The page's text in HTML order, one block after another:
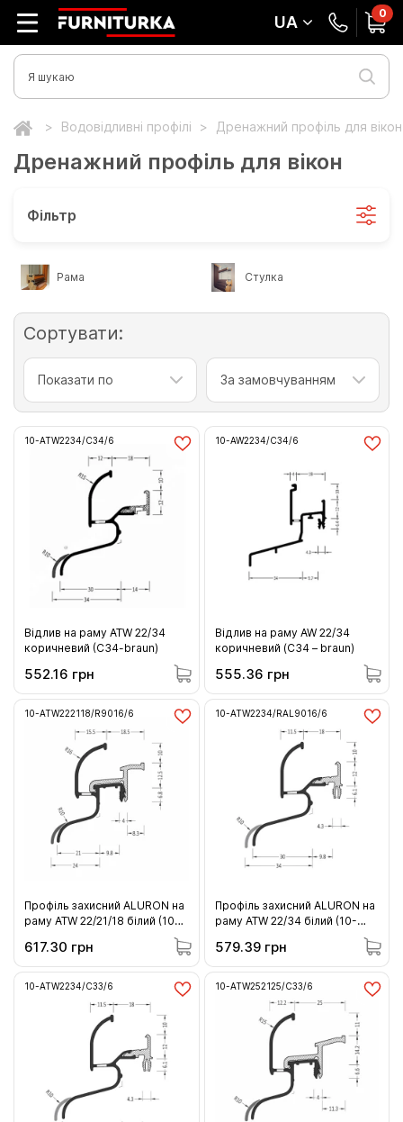
UA 0
Водовідливні профілі Дренажний профіль для вікон
Дренажний профіль для вікон
Фільтр
Рама Стулка
Сортувати:
Показати по За замовчуванням
10-ATW2234/C34/6
Відлив на раму ATW 22/34
коричневий (C34-brаun)
552.16 грн
10-AW2234/C34/6
Відлив на раму AW 22/34
коричневий (С34 – braun)
555.36 грн
10-ATW222118/R9016/6
Профіль захисний ALURON на
раму ATW 22/21/18 білий (10-
617.30 грн
10-ATW2234/RAL9016/6
Профіль захисний ALURON на
раму ATW 22/34 білий (10-
579.39 грн
10-ATW2234/C33/6 10-ATW252125/C33/6